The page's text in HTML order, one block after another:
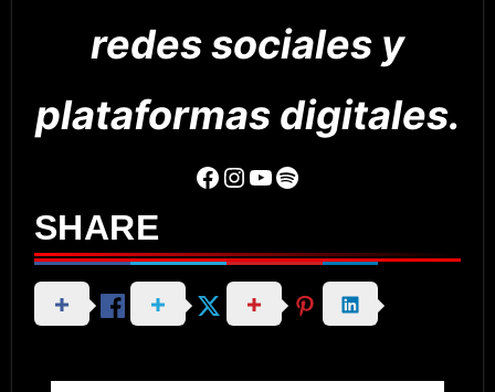
redes sociales y
plataformas digitales.
Facebook Instagram YouTube Spotify
SHARE